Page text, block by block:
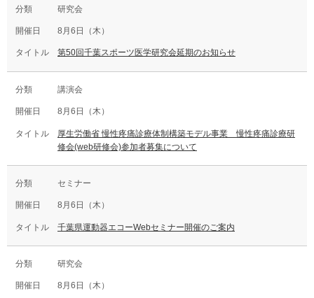
研究会
8月6日（木）
第50回千葉スポーツ医学研究会延期のお知らせ
講演会
8月6日（木）
厚生労働省 慢性疼痛診療体制構築モデル事業 慢性疼痛診療研
修会(web研修会)参加者募集について
セミナー
8月6日（木）
千葉県運動器エコーWebセミナー開催のご案内
研究会
8月6日（木）